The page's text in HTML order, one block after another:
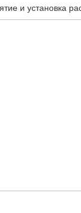
и установка